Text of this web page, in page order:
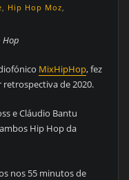
Hip Hop Moz
Hop
MixHipHop, fez
de 2020.
e Cláudio Bantu
Hip Hop da
nos 55 minutos de